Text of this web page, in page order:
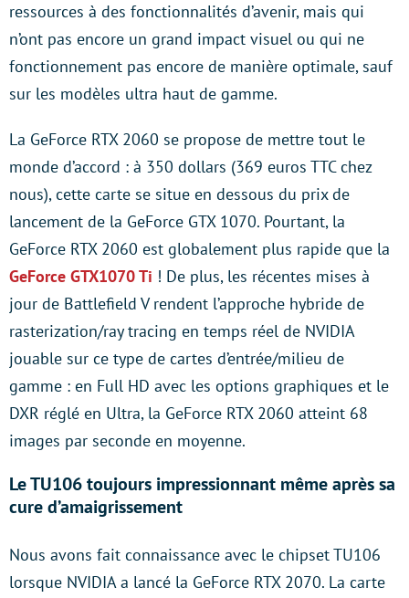
ressources à des fonctionnalités d’avenir, mais qui
n’ont pas encore un grand impact visuel ou qui ne
fonctionnement pas encore de manière optimale, sauf
sur les modèles ultra haut de gamme.
La GeForce RTX 2060 se propose de mettre tout le
monde d’accord : à 350 dollars (369 euros TTC chez
nous), cette carte se situe en dessous du prix de
lancement de la GeForce GTX 1070. Pourtant, la
GeForce RTX 2060 est globalement plus rapide que la
GeForce GTX1070 Ti ! De plus, les récentes mises à
jour de Battlefield V rendent l’approche hybride de
rasterization/ray tracing en temps réel de NVIDIA
jouable sur ce type de cartes d’entrée/milieu de
gamme : en Full HD avec les options graphiques et le
DXR réglé en Ultra, la GeForce RTX 2060 atteint 68
images par seconde en moyenne.
Le TU106 toujours impressionnant même après sa
cure d’amaigrissement
Nous avons fait connaissance avec le chipset TU106
lorsque NVIDIA a lancé la GeForce RTX 2070. La carte